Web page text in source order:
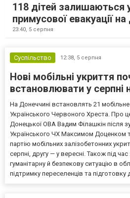
118 дітей залишаються
примусової евакуації
23:40, 5 серпня
Суспільство 12:38, 5 серпня
Нові мобільні укриття
встановлювати у серпні
На Донеччині встановлять 21
Українського Червоного Хреста. Про
Донецької ОВА Вадим Філашкін після
Українського ЧХ Максимом Доценком
партію мобільних залізобетонних
серпні, другу — у вересні. Також під
гуманітарну й безпекову ситуацію в
підтримку переселенців та підготовку